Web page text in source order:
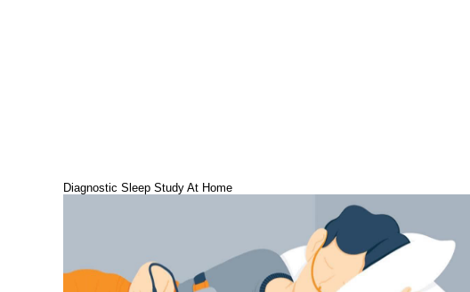
Diagnostic Sleep Study At Home